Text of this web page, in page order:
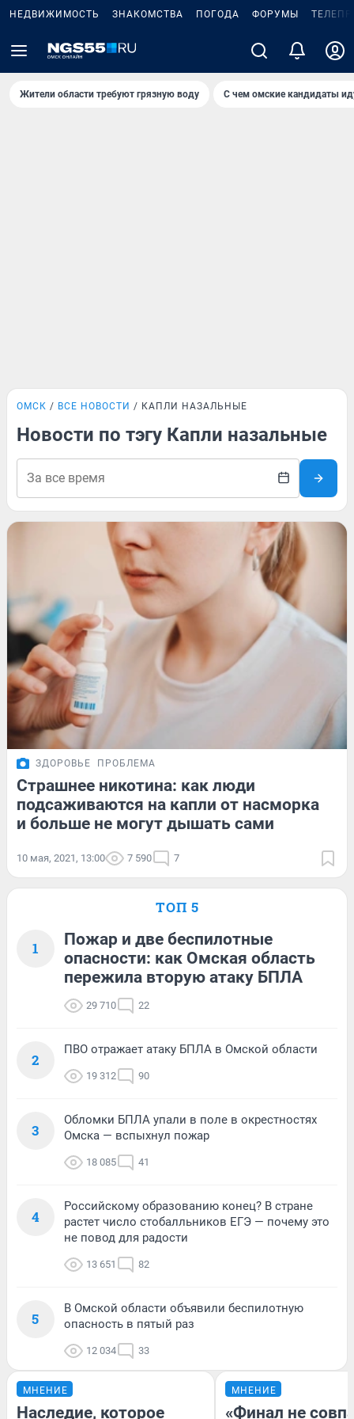
НЕДВИЖИМОСТЬ ЗНАКОМСТВА ПОГОДА ФОРУМЫ
Жители области требуют грязную воду С чем омские кандидаты
ОМСК ВСЕ НОВОСТИ КАПЛИ НАЗАЛЬНЫЕ
Новости по тэгу Капли назальные
ЗДОРОВЬЕ ПРОБЛЕМА
Страшнее никотина: как люди
подсаживаются на капли от насморка
и больше не могут дышать сами
10 мая, 2021, 13:00 7 590 7
ТОП 5
1
Пожар и две беспилотные
опасности: как Омская область
пережила вторую атаку БПЛА
29 710 22
2
ПВО отражает атаку БПЛА в Омской области
19 312 90
3
Обломки БПЛА упали в поле в окрестностях
Омска — вспыхнул пожар
18 085 41
4
Российскому образованию конец? В стране
растет число стобалльников ЕГЭ — почему это
не повод для радости
13 651 82
5
В Омской области объявили беспилотную
опасность в пятый раз
12 034 33
МНЕНИЕ
Наследие, которое
МНЕНИЕ
«Финал не